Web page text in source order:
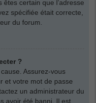
certain que l’adresse
spécifiée était correcte,
du forum.
?
Assurez-vous
et votre mot de passe
un administrateur du
avoir été banni. Il est